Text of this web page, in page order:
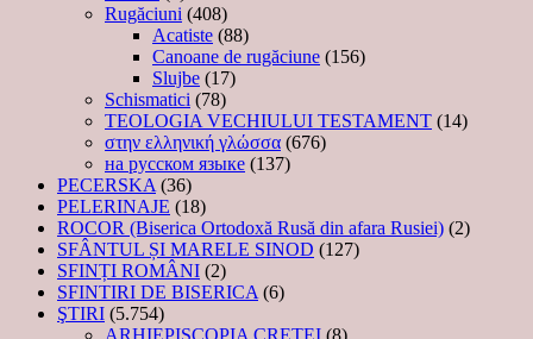
Rugăciuni (408)
Acatiste (88)
Canoane de rugăciune (156)
Slujbe (17)
Schismatici (78)
TEOLOGIA VECHIULUI TESTAMENT (14)
στην ελληνική γλώσσα (676)
на русском языке (137)
PECERSKA (36)
PELERINAJE (18)
ROCOR (Biserica Ortodoxă Rusă din afara Rusiei) (2)
SFÂNTUL ȘI MARELE SINOD (127)
SFINȚI ROMÂNI (2)
SFINTIRI DE BISERICA (6)
ŞTIRI (5.754)
ARHIEPISCOPIA CRETEI (8)